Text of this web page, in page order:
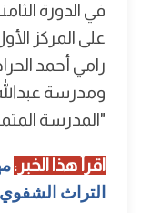
في الدورة
على المركز
رامي أحمد
ومدرسة
"المدرسة
اقرأ هذا الخبر:
التراث